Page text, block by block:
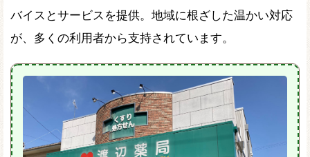
バイスとサービスを提供。地域に根ざした温かい対応
が、多くの利用者から支持されています。